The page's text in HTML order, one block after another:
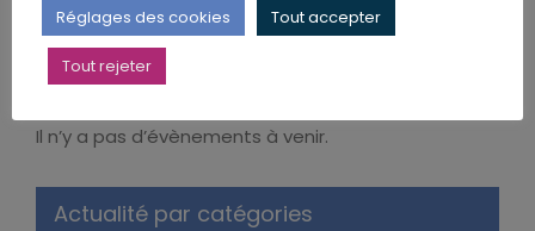
Ma prochaine permanence
Notice
Il n’y a pas d’évènements à venir.
Actualité par catégories
Réglages des cookies Tout accepter
Tout rejeter